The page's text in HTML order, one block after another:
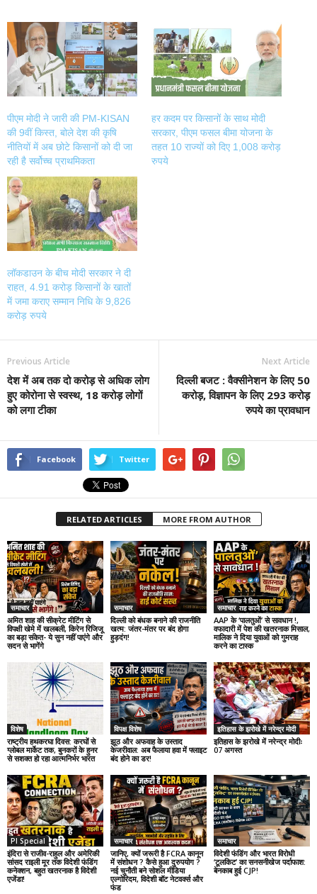
Twitter
(Opens
in
new
window)
Facebook
(Opens
in
new
window)
LinkedIn
(Opens
in
new
window)
WhatsApp
(Opens
in
new
window)
पीएम मोदी ने जारी की PM-KISAN
की 9वीं किस्त, बोले देश की कृषि
नीतियों में अब छोटे किसानों को दी जा
रही है सर्वोच्च प्राथमिकता
हर कदम पर किसानों के साथ मोदी
सरकार, पीएम फसल बीमा योजना के
तहत 10 राज्यों को दिए 1,008 करोड़
रुपये
लॉकडाउन के बीच मोदी सरकार ने दी
राहत, 4.91 करोड़ किसानों के खातों
में जमा कराए सम्मान निधि के 9,826
करोड़ रुपये
Previous Article
देश में अब तक दो करोड़ से अधिक लोग
हुए कोरोना से स्वस्थ, 18 करोड़ लोगों
को लगा टीका
Next Article
दिल्ली बजट : वैक्सीनेशन के लिए 50
करोड़, विज्ञापन के लिए 293 करोड़
रुपये का प्रावधान
Facebook Twitter
RELATED ARTICLES MORE FROM AUTHOR
समाचार
अमित शाह की सीक्रेट मीटिंग से
विपक्षी खेमे में खलबली, किरेन रिजिजू
का बड़ा संकेत- ये सुन नहीं पाएंगे और
सदन से भागेंगे
समाचार
दिल्ली को बंधक बनाने की राजनीति
खत्म: जंतर-मंतर पर बंद होगा
हुड़दंग!
समाचार
AAP के ‘पालतुओं’ से सावधान !,
वफादारी में पेश की खतरनाक मिसाल,
मालिक ने दिया युवाओं को गुमराह
करने का टास्क
विशेष
राष्ट्रीय हथकरघा दिवस: करघों से
ग्लोबल मार्केट तक, बुनकरों के हुनर
से सशक्त हो रहा आत्मनिर्भर भारत
विपक्ष विशेष
झूठ और अफवाह के उस्ताद
केजरीवाल: अब फैलाया हवा में फ्लाइट
बंद होने का डर!
इतिहास के झरोखे में नरेन्द्र मोदी
इतिहास के झरोखे में नरेन्द्र मोदीः
07 अगस्त
PI Special
इंदिरा से राजीव-राहुल और अमेरिकी
सांसद राइली मूर तक विदेशी फंडिंग
कनेक्शन, बहुत खतरनाक है विदेशी
एजेंडा!
समाचार
जानिए, क्यों जरूरी है FCRA कानून
में संशोधन ? कैसे हुआ दुरुपयोग ?
नई चुनौती बने सोशल मीडिया
एल्गोरिदम, विदेशी बॉट नेटवर्क्स और
फंड
समाचार
विदेशी फंडिंग और भारत विरोधी
‘टूलकिट’ का सनसनीखेज पर्दाफाश:
बेनकाब हुई CJP!